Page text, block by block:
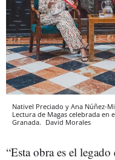
Nativel Preciado y Ana Núñez-
Lectura de Magas celebrada en
Granada. David Morales
“Esta obra es el